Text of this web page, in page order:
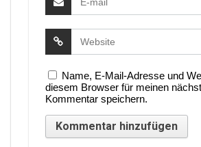
Name, E-Mail-Adresse und
diesem Browser für meinen
Kommentar speichern.